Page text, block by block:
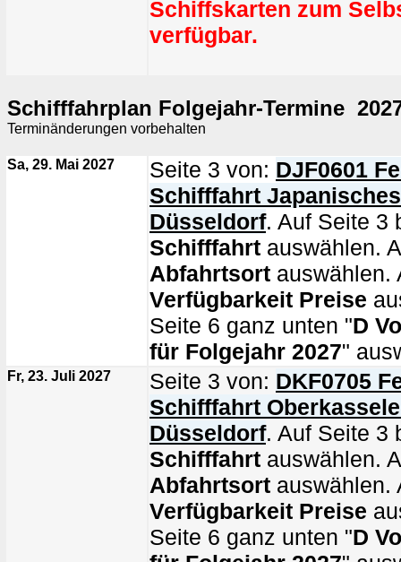
Schiffskarten zum
verfügbar.
Schifffahrplan Folgejahr-Termine
Terminänderungen vorbehalten
Sa, 29. Mai 2027 Seite 3 von: DJF0601
Schifffahrt
Düsseldorf. Auf Seite 3
Schifffahrt auswählen.
Abfahrtsort auswählen.
Verfügbarkeit Preise
Seite 6 ganz unten "D
für Folgejahr 2027"
Fr, 23. Juli 2027 Seite 3 von: DKF0705
Schifffahrt
Düsseldorf. Auf Seite 3
Schifffahrt auswählen.
Abfahrtsort auswählen.
Verfügbarkeit Preise
Seite 6 ganz unten "D